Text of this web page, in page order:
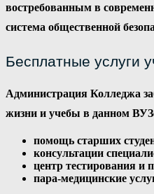
востребованным в
система общественной
Бесплатные услуги
Администрация Колледжа
жизни и учебы в данном
помощь старших
консультации
центр тестирования и
пара-медицинские